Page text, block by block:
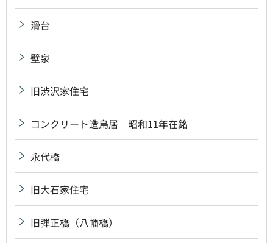
滑台
壁泉
旧渋沢家住宅
コンクリート造鳥居 昭和11年在銘
永代橋
旧大石家住宅
旧弾正橋（八幡橋）